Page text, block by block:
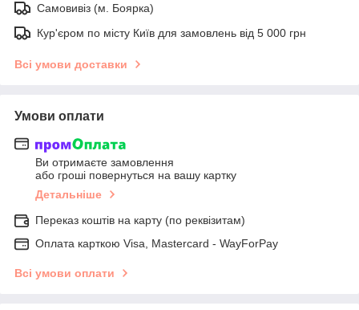
Самовивіз (м. Боярка)
Кур'єром по місту Київ для замовлень від 5 000 грн
Всі умови доставки
Умови оплати
Ви отримаєте замовлення
або гроші повернуться на вашу картку
Детальніше
Переказ коштів на карту (по реквізитам)
Оплата карткою Visa, Mastercard - WayForPay
Всі умови оплати